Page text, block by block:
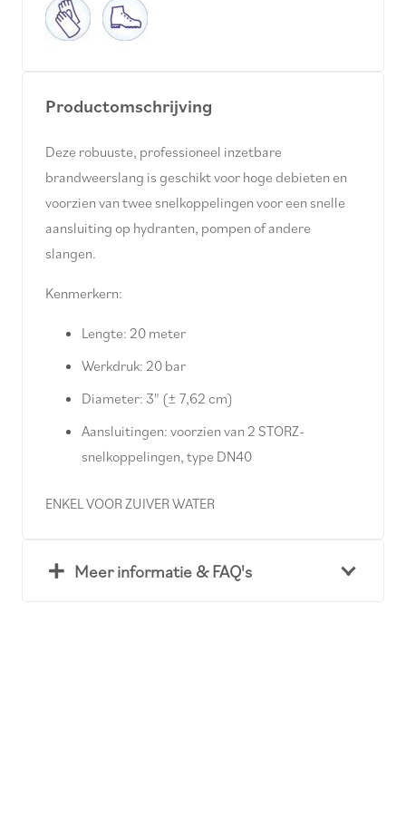
Productomschrijving
Deze robuuste, professioneel inzetbare
brandweerslang is geschikt voor hoge debieten en
voorzien van twee snelkoppelingen voor een snelle
aansluiting op hydranten, pompen of andere
slangen.
Kenmerkern:
Lengte: 20 meter
Werkdruk: 20 bar
Diameter: 3" (± 7,62 cm)
Aansluitingen: voorzien van 2 STORZ-
snelkoppelingen, type DN40
ENKEL VOOR ZUIVER WATER
Meer informatie & FAQ's